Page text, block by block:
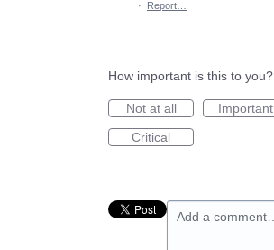
·
Report…
How important is this to you?
Not at all
Important
Critical
Add a comment…